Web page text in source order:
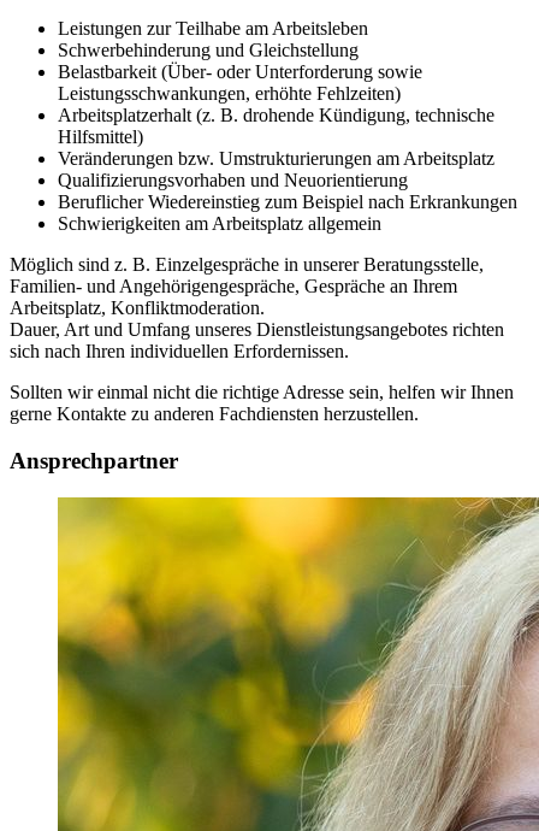
Leistungen zur Teilhabe am Arbeitsleben
Schwerbehinderung und Gleichstellung
Belastbarkeit (Über- oder Unterforderung sowie
Leistungsschwankungen, erhöhte Fehlzeiten)
Arbeitsplatzerhalt (z. B. drohende Kündigung, technische
Hilfsmittel)
Veränderungen bzw. Umstrukturierungen am Arbeitsplatz
Qualifizierungsvorhaben und Neuorientierung
Beruflicher Wiedereinstieg zum Beispiel nach Erkrankungen
Schwierigkeiten am Arbeitsplatz allgemein
Möglich sind z. B. Einzelgespräche in unserer Beratungsstelle,
Familien- und Angehörigengespräche, Gespräche an Ihrem
Arbeitsplatz, Konfliktmoderation.
Dauer, Art und Umfang unseres Dienstleistungsangebotes richten
sich nach Ihren individuellen Erfordernissen.
Sollten wir einmal nicht die richtige Adresse sein, helfen wir Ihnen
gerne Kontakte zu anderen Fachdiensten herzustellen.
Ansprechpartner